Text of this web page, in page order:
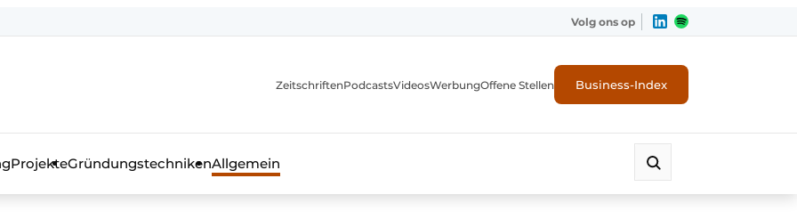
Fachmagazin für die Beton- und Stahlbauindustrie
Volg ons op
ZeitschriftenPodcastsVideosWerbungOffene Stellen Business-Index
ProjekteGründungstechnikenAllgemein